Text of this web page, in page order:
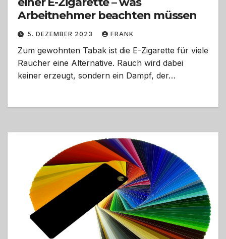
Arbeitnehmer beachten müssen
5. DEZEMBER 2023 FRANK
Zum gewohnten Tabak ist die E-Zigarette für viele
Raucher eine Alternative. Rauch wird dabei
keiner erzeugt, sondern ein Dampf, der…